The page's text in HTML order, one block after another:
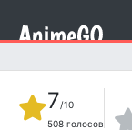
7/10
508 голосов